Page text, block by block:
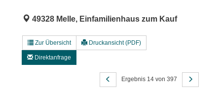
49328 Melle, Einfamilienhaus zum Kauf
Zur Übersicht Druckansicht (PDF)
Direktanfrage
Ergebnis 14 von 397